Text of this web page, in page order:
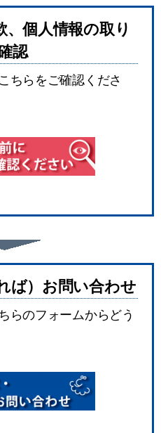
、個人情報の取り
認
ちらをご確認くださ
ば）お問い合わせ
らのフォームからどう